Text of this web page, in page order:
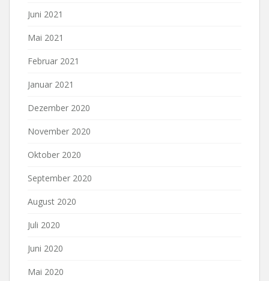
Juni 2021
Mai 2021
Februar 2021
Januar 2021
Dezember 2020
November 2020
Oktober 2020
September 2020
August 2020
Juli 2020
Juni 2020
Mai 2020